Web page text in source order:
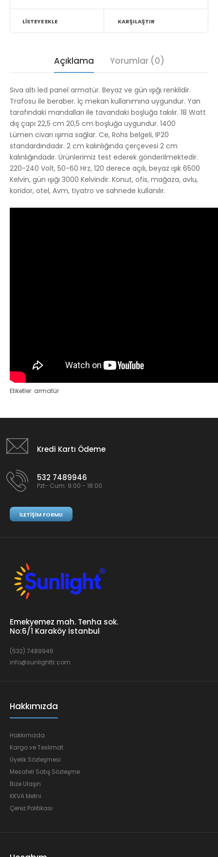
LISTEYE EKLE KARŞILAŞTIR
Açıklama Yorumlar (0)
Sıva altı led panel armatür. Beyaz ve gün ışığı renklidir.
Trafosu ile beraber. İç mekan kullanımına uygundur. Yan
tarafındaki mandalları ile tavandaki boşluğa takılır. 18 Watt
dış çapı 22,5 cm 20,5 cm boşluğa uygundur. 1400
Lümen civarı ışıma sağlar. Ce, Rohs belgeli, IP20
standardındadır. 2 cm kalınlığında çerçevesi 2 cm
kalınlığındadır. Ürünlerimiz test ederek gönderilmektedir.
220-240 Volt, 50-60 Hrz, 120 derece açılı, beyaz ışık 6500
Kelvin, gün ışığı 3000 Kelvindir. Konut, ofis, mağaza, avlu,
koridor, otel, Avm, tiyatro ve sahnede kullanılır.
Etiketler: armatür
Kredi Kartı Ödeme
532 7489946
Pzt- Cum: 9:00 - 18:00
İLETIŞIM FORMU
Emekyemez mah. Tenha sok.
No:6/1 Karaköy İstanbul
(532) 7489946
info@sunlighttr.com
Hakkımızda
Hakkımızda
Kargo ve Teslimat
Üyelik Sözleşmesi
Mesafeli Satış Sözleşme
Bize Ulaşın
KKVA Metni
Çerez Politikası